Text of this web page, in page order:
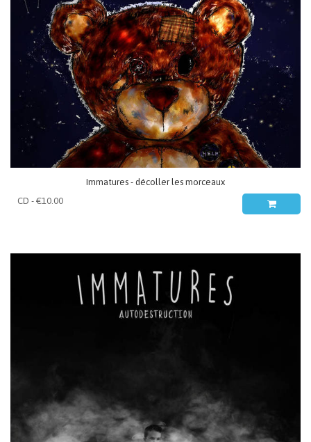
Immatures - décoller les morceaux